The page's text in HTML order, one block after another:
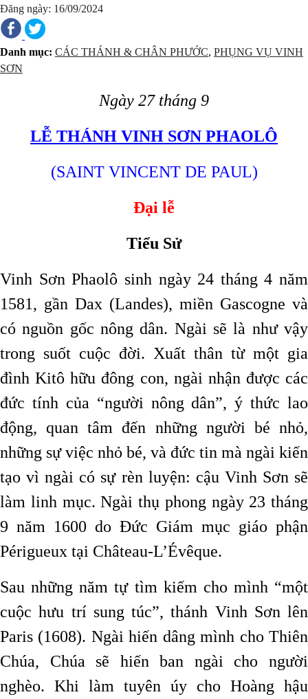
Đăng ngày: 16/09/2024
Danh mục: CÁC THÁNH & CHÂN PHƯỚC, PHỤNG VỤ VINH
SƠN
Ngày 27 tháng 9
LỄ THÁNH VINH SƠN PHAOLÔ
(SAINT VINCENT DE PAUL)
Đại lễ
Tiểu Sử
Vinh Sơn Phaolô sinh ngày 24 tháng 4 năm
1581, gần Dax (Landes), miền Gascogne và
có nguồn gốc nông dân. Ngài sẽ là như vậy
trong suốt cuộc đời. Xuất thân từ một gia
đình Kitô hữu đông con, ngài nhận được các
đức tính của “người nông dân”, ý thức lao
động, quan tâm đến những người bé nhỏ,
những sự việc nhỏ bé, và đức tin mà ngài kiến
tạo vì ngài có sự rèn luyện: cậu Vinh Sơn sẽ
làm linh mục. Ngài thụ phong ngày 23 tháng
9 năm 1600 do Đức Giám mục giáo phận
Périgueux tại Château-L’Évêque.
Sau những năm tự tìm kiếm cho mình “một
cuộc hưu trí sung túc”, thánh Vinh Sơn lên
Paris (1608). Ngài hiến dâng mình cho Thiên
Chúa, Chúa sẽ hiến ban ngài cho người
nghèo. Khi làm tuyên úy cho Hoàng hậu